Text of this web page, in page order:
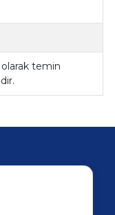
temin